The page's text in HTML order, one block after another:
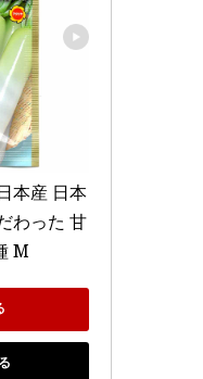
本産 日本
わった 甘
M